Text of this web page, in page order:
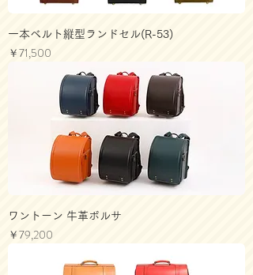
一本ベルト縦型ランドセル(R-53)
価格
￥71,500
ワントーン 牛革ボルサ
価格
￥79,200